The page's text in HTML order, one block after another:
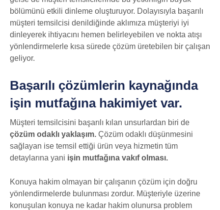
bölümünü etkili dinleme oluşturuyor. Dolayısıyla başarılı
müşteri temsilcisi denildiğinde aklımıza müşteriyi iyi
dinleyerek ihtiyacını hemen belirleyebilen ve nokta atışı
yönlendirmelerle kısa sürede çözüm üretebilen bir çalışan
geliyor.
Başarılı çözümlerin kaynağında
işin mutfağına hakimiyet var.
Müşteri temsilcisini başarılı kılan unsurlardan biri de
çözüm odaklı yaklaşım. Çözüm odaklı düşünmesini
sağlayan ise temsil ettiği ürün veya hizmetin tüm
detaylarına yani işin mutfağına vakıf olması.
Konuya hakim olmayan bir çalışanın çözüm için doğru
yönlendirmelerde bulunması zordur. Müşteriyle üzerine
konuşulan konuya ne kadar hakim olunursa problem